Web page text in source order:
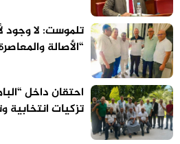
تلموست: لا وجود
“الأصالة
احتقان داخل
تزكيات